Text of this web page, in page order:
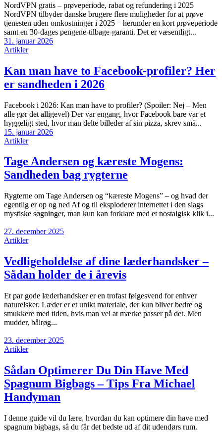
NordVPN gratis – prøveperiode, rabat og refundering i 2025
NordVPN tilbyder danske brugere flere muligheder for at prøve
tjenesten uden omkostninger i 2025 – herunder en kort prøveperiode
samt en 30-dages pengene-tilbage-garanti. Det er væsentligt...
31. januar 2026
Artikler
Kan man have to Facebook-profiler? Her
er sandheden i 2026
Facebook i 2026: Kan man have to profiler? (Spoiler: Nej – Men
alle gør det alligevel) Der var engang, hvor Facebook bare var et
hyggeligt sted, hvor man delte billeder af sin pizza, skrev små...
15. januar 2026
Artikler
Tage Andersen og kæreste Mogens:
Sandheden bag rygterne
Rygterne om Tage Andersen og “kæreste Mogens” – og hvad der
egentlig er op og ned Af og til eksploderer internettet i den slags
mystiske søgninger, man kun kan forklare med et nostalgisk klik i...
27. december 2025
Artikler
Vedligeholdelse af dine læderhandsker –
Sådan holder de i årevis
Et par gode læderhandsker er en trofast følgesvend for enhver
naturelsker. Læder er et unikt materiale, der kun bliver bedre og
smukkere med tiden, hvis man vel at mærke passer på det. Men
mudder, bålrøg...
23. december 2025
Artikler
Sådan Optimerer Du Din Have Med
Spagnum Bigbags – Tips Fra Michael
Handyman
I denne guide vil du lære, hvordan du kan optimere din have med
spagnum bigbags, så du får det bedste ud af dit udendørs rum.